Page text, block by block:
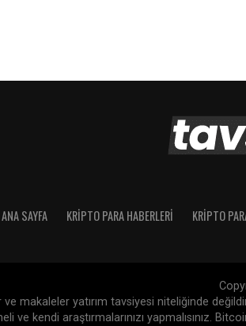
ANA SAYFA KRIPTO PARA HABERLERI KRIPTO
ve makaleler yatırım tavsiyesi niteliğinde
kendi araştırmalarınızı yapmalısınız.